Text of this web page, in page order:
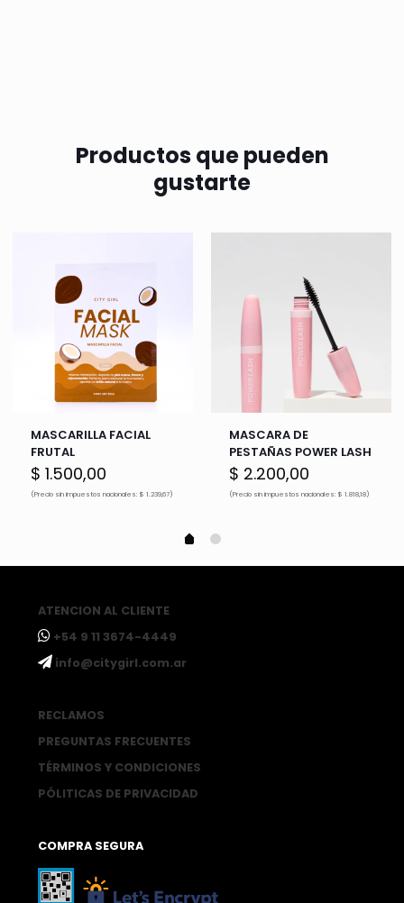
Productos que pueden
gustarte
MASCARILLA FACIAL
FRUTAL
$ 1.500,00
(Precio sin impuestos nacionales: $ 1.239,67)
MASCARA DE
PESTAÑAS POWER LASH
$ 2.200,00
(Precio sin impuestos nacionales: $ 1.818,18)
ATENCION AL CLIENTE
ㅤ+54 9 11 3674-4449
ㅤinfo@citygirl.com.ar
RECLAMOS
PREGUNTAS FRECUENTES
TÉRMINOS Y CONDICIONES
PÓLITICAS DE PRIVACIDAD
COMPRA SEGURA